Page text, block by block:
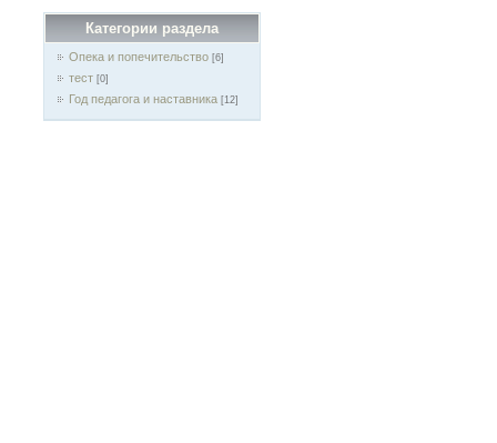
Категории раздела
Опека и попечительство [6]
тест [0]
Год педагога и наставника [12]